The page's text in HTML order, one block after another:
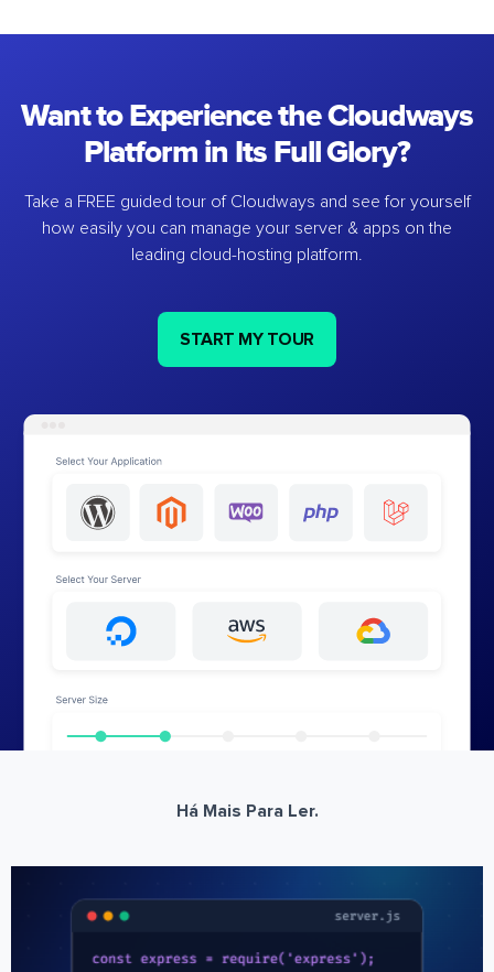
Want to Experience the Cloudways
Platform in Its Full Glory?
Take a FREE guided tour of Cloudways and see for yourself
how easily you can manage your server & apps on the
leading cloud-hosting platform.
START MY TOUR
Há Mais Para Ler.